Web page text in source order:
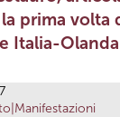
prima volta
Italia-Olanda